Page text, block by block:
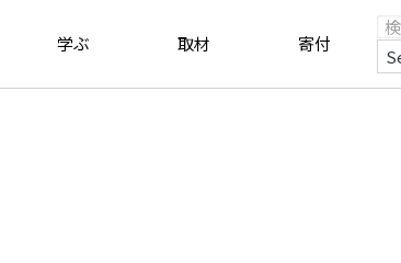
学ぶ 取材 寄付